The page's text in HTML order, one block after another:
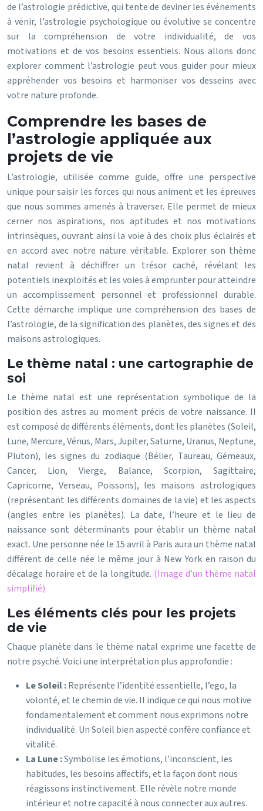
de l’astrologie prédictive, qui tente de deviner les événements
à venir, l’astrologie psychologique ou évolutive se concentre
sur la compréhension de votre individualité, de vos
motivations et de vos besoins essentiels. Nous allons donc
explorer comment l’astrologie peut vous guider pour mieux
appréhender vos besoins et harmoniser vos desseins avec
votre nature profonde.
Comprendre les bases de
l’astrologie appliquée aux
projets de vie
L’astrologie, utilisée comme guide, offre une perspective
unique pour saisir les forces qui nous animent et les épreuves
que nous sommes amenés à traverser. Elle permet de mieux
cerner nos aspirations, nos aptitudes et nos motivations
intrinsèques, ouvrant ainsi la voie à des choix plus éclairés et
en accord avec notre nature véritable. Explorer son thème
natal revient à déchiffrer un trésor caché, révélant les
potentiels inexploités et les voies à emprunter pour atteindre
un accomplissement personnel et professionnel durable.
Cette démarche implique une compréhension des bases de
l’astrologie, de la signification des planètes, des signes et des
maisons astrologiques.
Le thème natal : une cartographie de
soi
Le thème natal est une représentation symbolique de la
position des astres au moment précis de votre naissance. Il
est composé de différents éléments, dont les planètes (Soleil,
Lune, Mercure, Vénus, Mars, Jupiter, Saturne, Uranus, Neptune,
Pluton), les signes du zodiaque (Bélier, Taureau, Gémeaux,
Cancer, Lion, Vierge, Balance, Scorpion, Sagittaire,
Capricorne, Verseau, Poissons), les maisons astrologiques
(représentant les différents domaines de la vie) et les aspects
(angles entre les planètes). La date, l’heure et le lieu de
naissance sont déterminants pour établir un thème natal
exact. Une personne née le 15 avril à Paris aura un thème natal
différent de celle née le même jour à New York en raison du
décalage horaire et de la longitude. (Image d’un thème natal
simplifié)
Les éléments clés pour les projets
de vie
Chaque planète dans le thème natal exprime une facette de
notre psyché. Voici une interprétation plus approfondie :
Le Soleil :Représente l’identité essentielle, l’ego, la
volonté, et le chemin de vie. Il indique ce qui nous motive
fondamentalement et comment nous exprimons notre
individualité. Un Soleil bien aspecté confère confiance et
vitalité.
La Lune :Symbolise les émotions, l’inconscient, les
habitudes, les besoins affectifs, et la façon dont nous
réagissons instinctivement. Elle révèle notre monde
intérieur et notre capacité à nous connecter aux autres.